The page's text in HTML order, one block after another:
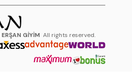
ERŞAN GİYİM All rights reserved.